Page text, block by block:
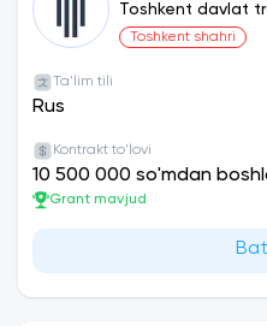
Toshkent davlat
Toshkent shahri
Ta'lim tili
Rus
Kontrakt to'lovi
10 500 000 so'mdan
Grant mavjud